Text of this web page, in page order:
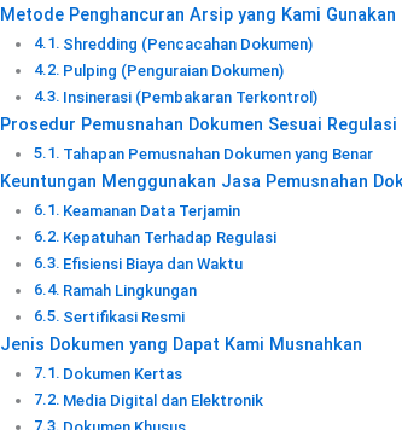
Metode Penghancuran Arsip yang Kami Gunakan
Shredding (Pencacahan Dokumen)
Pulping (Penguraian Dokumen)
Insinerasi (Pembakaran Terkontrol)
Prosedur Pemusnahan Dokumen Sesuai
Tahapan Pemusnahan Dokumen yang Benar
Keuntungan Menggunakan Jasa Pemusnahan
Keamanan Data Terjamin
Kepatuhan Terhadap Regulasi
Efisiensi Biaya dan Waktu
Ramah Lingkungan
Sertifikasi Resmi
Jenis Dokumen yang Dapat Kami Musnahkan
Dokumen Kertas
Media Digital dan Elektronik